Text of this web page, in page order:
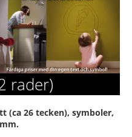
rader)
(ca 26 tecken), symboler,